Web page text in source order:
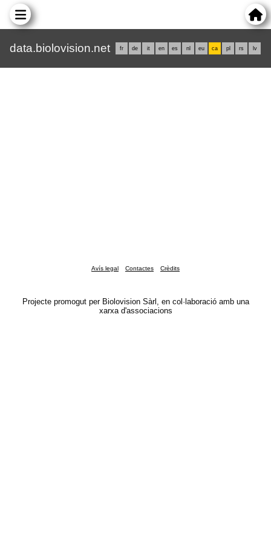
data.biolovision.net fr de it en es nl eu ca pl rs lv
Avís legal Contactes Crèdits
Projecte promogut per Biolovision Sàrl, en col·laboració amb una
xarxa d'associacions